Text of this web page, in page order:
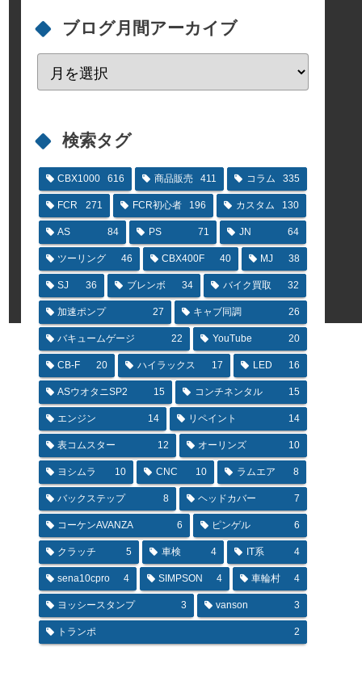
ブログ月間アーカイブ
検索タグ
CBX1000 616 商品販売 411 コラム 335
FCR 271 FCR初心者 196 カスタム 130
AS 84 PS 71 JN 64
ツーリング 46 CBX400F 40 MJ 38
SJ 36 ブレンボ 34 バイク買取 32
加速ポンプ 27 キャブ同調 26
バキュームゲージ 22 YouTube 20
CB-F 20 ハイラックス 17 LED 16
ASウオタニSP2 15 コンチネンタル 15
エンジン 14 リペイント 14
表コムスター 12 オーリンズ 10
ヨシムラ 10 CNC 10 ラムエア 8
バックステップ 8 ヘッドカバー 7
コーケンAVANZA 6 ピンゲル 6
クラッチ 5 車検 4 IT系 4
sena10cpro 4 SIMPSON 4 車輪村 4
ヨッシースタンプ 3 vanson 3
トランポ 2